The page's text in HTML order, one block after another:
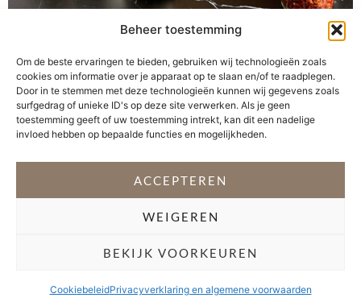
Beheer toestemming
Om de beste ervaringen te bieden, gebruiken wij technologieën zoals
cookies om informatie over je apparaat op te slaan en/of te raadplegen.
Door in te stemmen met deze technologieën kunnen wij gegevens zoals
surfgedrag of unieke ID's op deze site verwerken. Als je geen
toestemming geeft of uw toestemming intrekt, kan dit een nadelige
invloed hebben op bepaalde functies en mogelijkheden.
ACCEPTEREN
WEIGEREN
BEKIJK VOORKEUREN
CookiebeleidPrivacyverklaring en algemene voorwaarden
Ben je klaar voor een verpakkingsvrij avontuur?
Iedereen houdt van boodschappen. Niemand houdt van
afval. Toch zitten de meeste producten in onze
voorraadkast in plastic wegwerpverpakkingen. In totaal
kopen we in Nederland 26 miljard plastic
voedselverpakkingen per jaar, oftewel bijna 3.300 per
huishouden. Dat is toch niet nodig? Pieter Pot is op
missie om boodschappen […]
Copyright 2026 Stéfani Warning – Privacyverklaring